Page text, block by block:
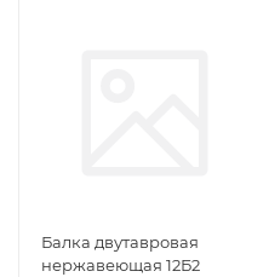
Балка двутавровая
нержавеющая 12Б2